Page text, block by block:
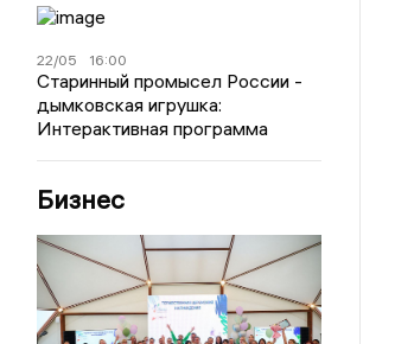
22/05 16:00
Старинный промысел России -
дымковская игрушка:
Интерактивная программа
Бизнес